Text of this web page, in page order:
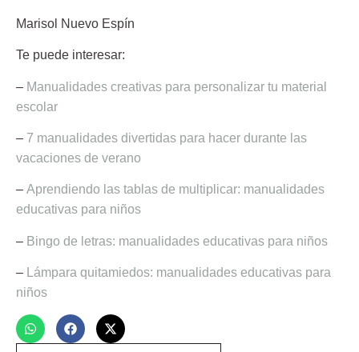
Marisol Nuevo Espín
Te puede interesar:
– Manualidades creativas para personalizar tu material
escolar
– 7 manualidades divertidas para hacer durante las
vacaciones de verano
– Aprendiendo las tablas de multiplicar: manualidades
educativas para niños
– Bingo de letras: manualidades educativas para niños
–
Lámpara quitamiedos: manualidades educativas para
niños